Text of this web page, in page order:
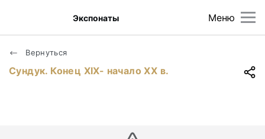
Меню
Экспонаты
Вернуться
Сундук. Конец XIX- начало XX в.